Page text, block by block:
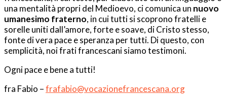
una mentalità propri del Medioevo, ci comunica un nuovo
umanesimo fraterno, in cui tutti si scoprono fratelli e
sorelle uniti dall’amore, forte e soave, di Cristo stesso,
fonte di vera pace e speranza per tutti. Di questo, con
semplicità, noi frati francescani siamo testimoni.
Ogni pace e bene a tutti!
fra Fabio –frafabio@vocazionefrancescana.org